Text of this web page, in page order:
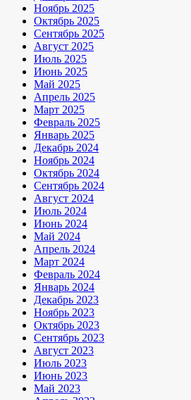
Ноябрь 2025
Октябрь 2025
Сентябрь 2025
Август 2025
Июль 2025
Июнь 2025
Май 2025
Апрель 2025
Март 2025
Февраль 2025
Январь 2025
Декабрь 2024
Ноябрь 2024
Октябрь 2024
Сентябрь 2024
Август 2024
Июль 2024
Июнь 2024
Май 2024
Апрель 2024
Март 2024
Февраль 2024
Январь 2024
Декабрь 2023
Ноябрь 2023
Октябрь 2023
Сентябрь 2023
Август 2023
Июль 2023
Июнь 2023
Май 2023